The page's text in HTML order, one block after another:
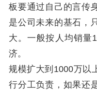
板要通过自己的言传
是公司未来的基石，
大。一般按人均销量
济。
规模扩大到1000万以
行分工负责，如果还